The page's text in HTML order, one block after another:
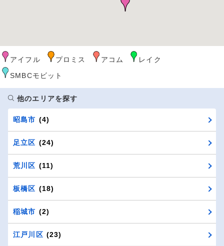
アイフル プロミス アコム
レイク
SMBCモビット
他のエリアを探す
昭島市 (4)
足立区 (24)
荒川区 (11)
板橋区 (18)
稲城市 (2)
江戸川区 (23)